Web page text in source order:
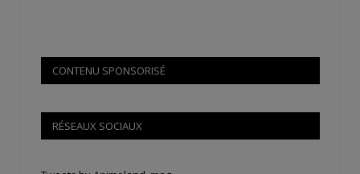
CONTENU SPONSORISÉ
RÉSEAUX SOCIAUX